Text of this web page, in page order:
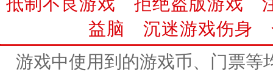
益脑 沉迷游戏伤身
游戏中使用到的游戏币、门票等